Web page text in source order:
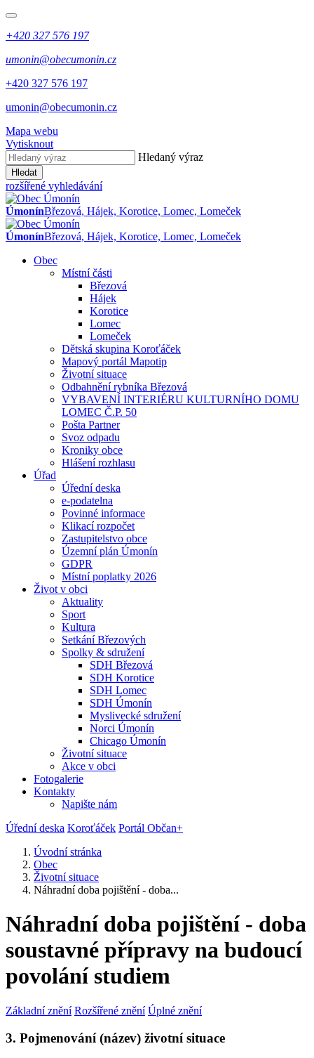
+420 327 576 197
umonin@obecumonin.cz
+420 327 576 197
umonin@obecumonin.cz
Mapa webu
Vytisknout
Hledaný výraz
Hledat
rozšířené vyhledávání
ÚmonínBřezová, Hájek, Korotice, Lomec, Lomeček
ÚmonínBřezová, Hájek, Korotice, Lomec, Lomeček
Obec
Místní části
Březová
Hájek
Korotice
Lomec
Lomeček
Dětská skupina Koroťáček
Mapový portál Mapotip
Životní situace
Odbahnění rybníka Březová
VYBAVENÍ INTERIÉRU KULTURNÍHO DOMU
LOMEC Č.P. 50
Pošta Partner
Svoz odpadu
Kroniky obce
Hlášení rozhlasu
Úřad
Úřední deska
e-podatelna
Povinné informace
Klikací rozpočet
Zastupitelstvo obce
Územní plán Úmonín
GDPR
Místní poplatky 2026
Život v obci
Aktuality
Sport
Kultura
Setkání Březových
Spolky & sdružení
SDH Březová
SDH Korotice
SDH Lomec
SDH Úmonín
Myslivecké sdružení
Norci Úmonín
Chicago Úmonín
Životní situace
Akce v obci
Fotogalerie
Kontakty
Napište nám
Úřední deska Koroťáček Portál Občan+
Úvodní stránka
Obec
Životní situace
Náhradní doba pojištění - doba...
Náhradní doba pojištění - doba
soustavné přípravy na budoucí
povolání studiem
Základní znění Rozšířené znění Úplné znění
3. Pojmenování (název) životní situace